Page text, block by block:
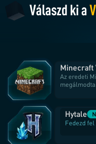
Válaszd ki a
Minecraft
Az eredeti
megálmodta.
Hytale
Fedezd